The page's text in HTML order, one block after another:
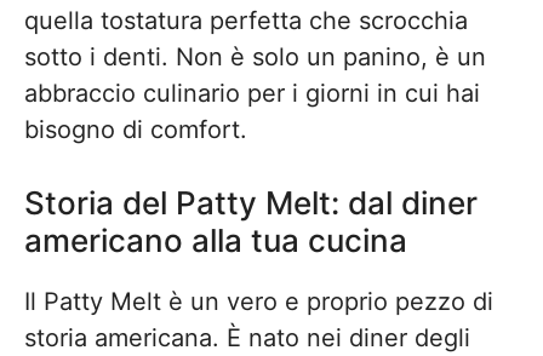
quella tostatura perfetta che scrocchia
sotto i denti. Non è solo un panino, è un
abbraccio culinario per i giorni in cui hai
bisogno di comfort.
Storia del Patty Melt: dal diner
americano alla tua cucina
Il Patty Melt è un vero e proprio pezzo di
storia americana. È nato nei diner degli